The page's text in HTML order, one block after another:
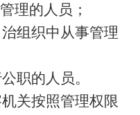
理的人员；
组织中从事管理
职的人员。
关按照管理权限